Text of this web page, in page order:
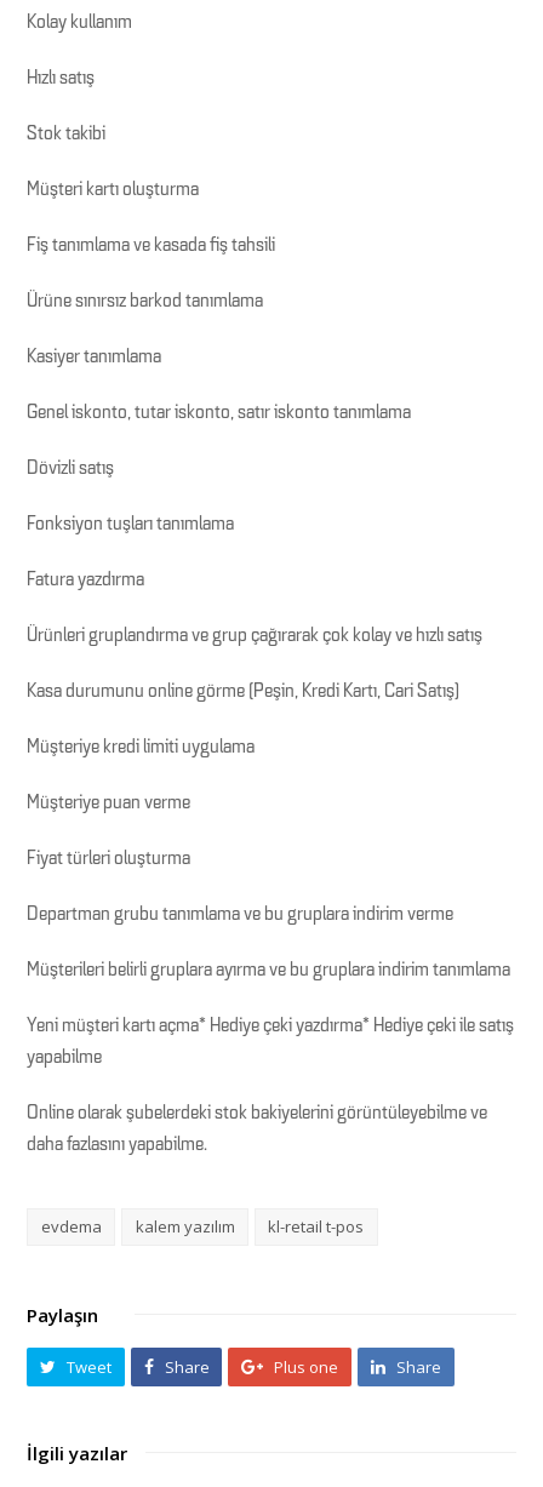
Kolay kullanım
Hızlı satış
Stok takibi
Müşteri kartı oluşturma
Fiş tanımlama ve kasada fiş tahsili
Ürüne sınırsız barkod tanımlama
Kasiyer tanımlama
Genel iskonto, tutar iskonto, satır iskonto tanımlama
Dövizli satış
Fonksiyon tuşları tanımlama
Fatura yazdırma
Ürünleri gruplandırma ve grup çağırarak çok kolay ve hızlı satış
Kasa durumunu online görme (Peşin, Kredi Kartı, Cari Satış)
Müşteriye kredi limiti uygulama
Müşteriye puan verme
Fiyat türleri oluşturma
Departman grubu tanımlama ve bu gruplara indirim verme
Müşterileri belirli gruplara ayırma ve bu gruplara indirim tanımlama
Yeni müşteri kartı açma* Hediye çeki yazdırma* Hediye çeki ile satış
yapabilme
Online olarak şubelerdeki stok bakiyelerini görüntüleyebilme ve
daha fazlasını yapabilme.
evdema kalem yazılım kl-retail t-pos
Paylaşın
Tweet Share Plus one Share
İlgili yazılar